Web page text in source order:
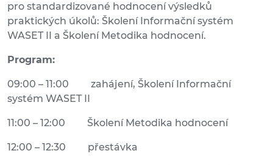
pro standardizované hodnocení výsledků
praktických úkolů: Školení Informační systém
WASET II a Školení Metodika hodnocení.
Program:
09:00 – 11:00 zahájení, Školení Informační
systém WASET II
11:00 – 12:00 Školení Metodika hodnocení
12:00 – 12:30 přestávka